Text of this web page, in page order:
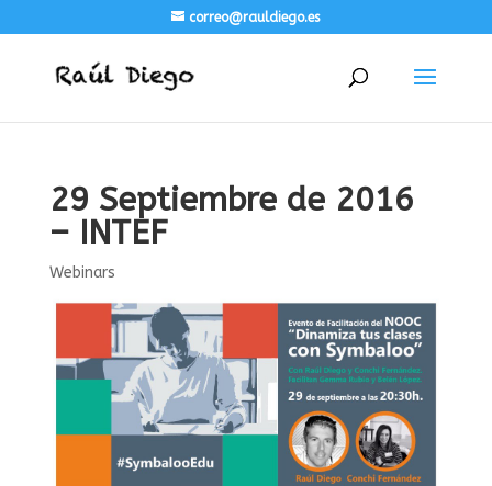
correo@rauldiego.es
29 Septiembre de 2016
– INTEF
Webinars